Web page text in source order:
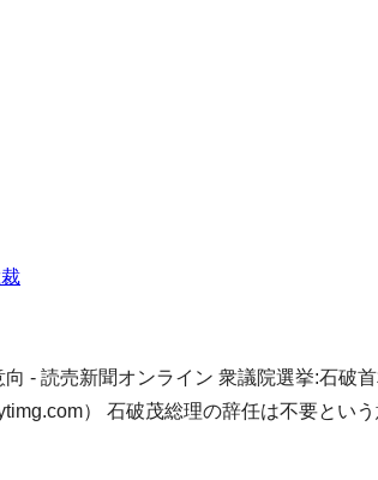
- 読売新聞オンライン 衆議院選挙:石破
） 石破茂総理の辞任は不要とい